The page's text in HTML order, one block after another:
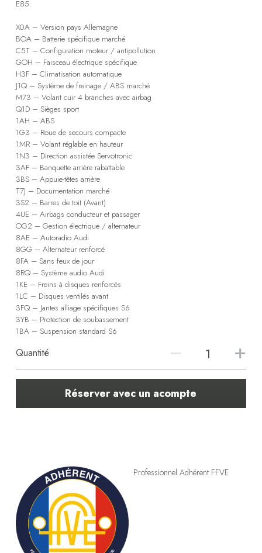
E85.
X0A – Version pays Allemagne
BOA – Batterie spécifique marché
C5T – Configuration moteur / antipollution
GOH – Faisceau électrique spécifique
H3F – Climatisation automatique
J1Q – Système de freinage / ABS marché
M73 – Volant cuir 4 branches avec airbag
Q1D – Sièges sport
1AH – ABS
1G3 – Roue de secours compacte
1MR – Volant réglable en hauteur
1N3 – Direction assistée Servotronic
3AF – Banquette arrière rabattable
3BS – Appuie-têtes arrière
T7J – Documentation marché
3S2 – Barres de toit (Avant)
4UE – Airbags conducteur et passager
OG2 – Gestion électrique / alternateur
8AE – Autoradio Audi
8GG – Alternateur renforcé
8FA – Sans feux de jour
8RQ – Système audio Audi
1KE – Freins à disques renforcés
1LC – Disques ventilés avant
3FQ – Jantes alliage spécifiques S6
3YB – Protection de soubassement
1BA – Suspension standard S6
Quantité
Réserver avec un acompte
Professionnel Adhérent FFVE